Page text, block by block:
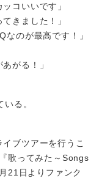
コいいです」
きました！」
なのが最高です！」
がる！」
る。
ブツアーを行うこ
歌ってみた～Songs
21日よりファンク